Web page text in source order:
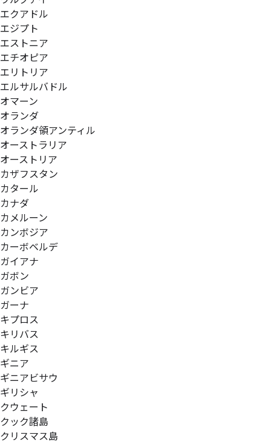
エクアドル
エジプト
エストニア
エチオピア
エリトリア
エルサルバドル
オマーン
オランダ
オランダ領アンティル
オーストラリア
オーストリア
カザフスタン
カタール
カナダ
カメルーン
カンボジア
カーボベルデ
ガイアナ
ガボン
ガンビア
ガーナ
キプロス
キリバス
キルギス
ギニア
ギニアビサウ
ギリシャ
クウェート
クック諸島
クリスマス島